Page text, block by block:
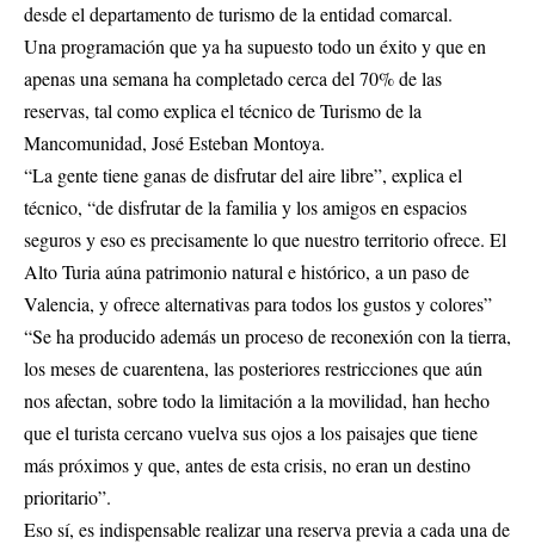
desde el departamento de turismo de la entidad comarcal.
Una programación que ya ha supuesto todo un éxito y que en
apenas una semana ha completado cerca del 70% de las
reservas, tal como explica el técnico de Turismo de la
Mancomunidad, José Esteban Montoya.
“La gente tiene ganas de disfrutar del aire libre”, explica el
técnico, “de disfrutar de la familia y los amigos en espacios
seguros y eso es precisamente lo que nuestro territorio ofrece. El
Alto Turia aúna patrimonio natural e histórico, a un paso de
Valencia, y ofrece alternativas para todos los gustos y colores”
“Se ha producido además un proceso de reconexión con la tierra,
los meses de cuarentena, las posteriores restricciones que aún
nos afectan, sobre todo la limitación a la movilidad, han hecho
que el turista cercano vuelva sus ojos a los paisajes que tiene
más próximos y que, antes de esta crisis, no eran un destino
prioritario”.
Eso sí, es indispensable realizar una reserva previa a cada una de